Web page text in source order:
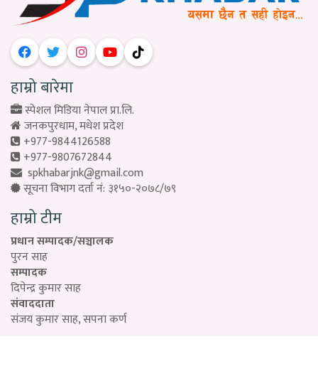
हाम्रो बारेमा
स्पेशल मिडिया नेपाल प्रा.लि.
जनकपुरधाम, मधेश प्रदेश
+977-9844126588
+977-9807672844
spkhabarjnk@gmail.com
सूचना विभाग दर्ता नं: ३१५०-२०७८/७९
हाम्रो टीम
प्रधान सम्पादक/सञ्चालक
पुरन साह
सम्पादक
दिपेन्द्र कुमार साह
संवाददाता
संजय कुमार साह, सपना कर्ण